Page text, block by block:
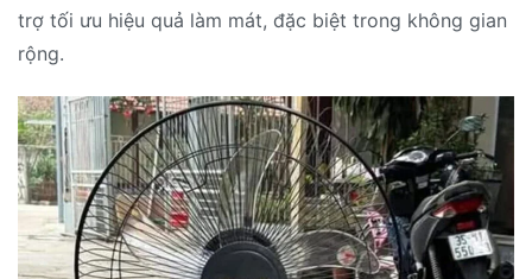
trợ tối ưu hiệu quả làm mát, đặc biệt trong không gian
rộng.